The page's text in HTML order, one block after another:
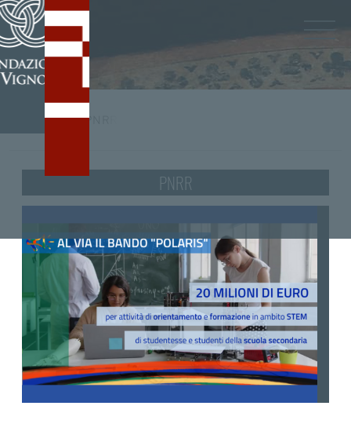
/tag PNRR
PNRR